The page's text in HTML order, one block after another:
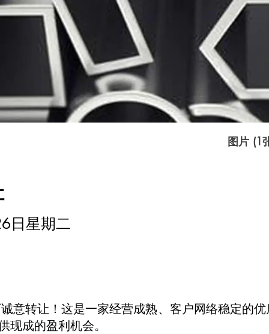
图片 (1
日星期二
意转让！这是一家经营成熟、客户网络稳定的
现成的盈利机会。